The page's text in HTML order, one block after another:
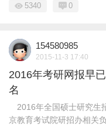
5340 0
154580985
2015-11-3 17:40
2016年考研网报早
名
2016年全国硕士研究生
京教育考试院研招办相关